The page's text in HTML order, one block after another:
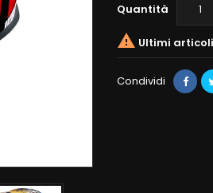
Quantità
 Ultimi
Condividi